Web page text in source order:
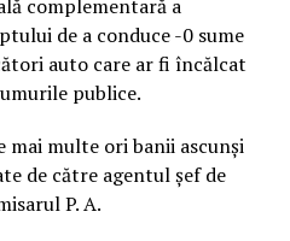
complementară a
de a conduce -0 sume
auto care ar fi încălcat
publice.
mai multe ori banii ascunși
de către agentul șef de
P. A.